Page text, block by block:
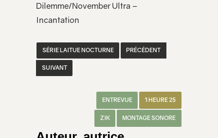
Dilemme/November Ultra –
Incantation
SÉRIE LAITUE NOCTURNE PRÉCÉDENT
SUIVANT
1 HEURE 25
ENTREVUE
MONTAGE SONORE
ZIK